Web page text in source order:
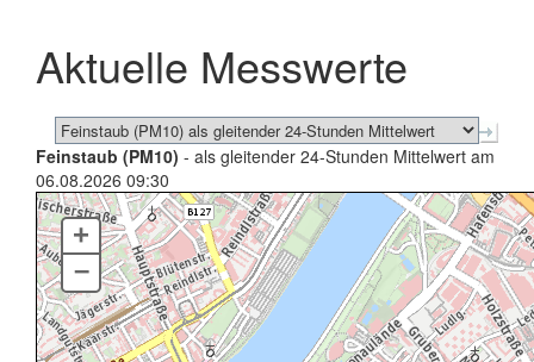
schließen
Aktuelle Messwerte
Feinstaub (PM10) - als gleitender 24-Stunden Mittelwert am
06.08.2026 09:30
+
–